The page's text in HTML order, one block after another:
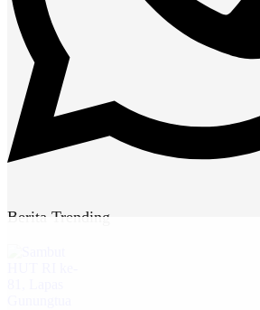
Berita Trending